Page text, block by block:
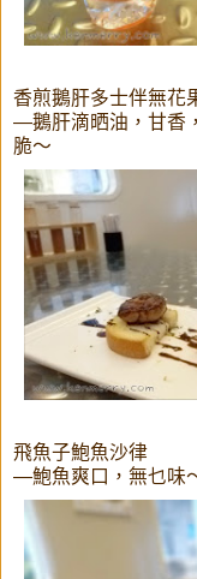
香煎鵝肝多士伴無花
—鵝肝滴晒油，甘香
脆～
飛魚子鮑魚沙律
—鮑魚爽口，無乜味